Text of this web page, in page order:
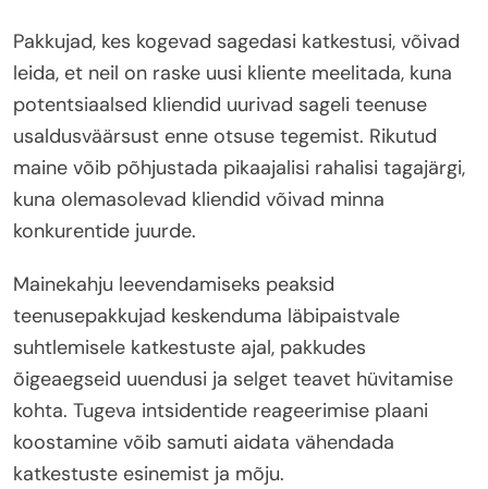
Pakkujad, kes kogevad sagedasi katkestusi, võivad
leida, et neil on raske uusi kliente meelitada, kuna
potentsiaalsed kliendid uurivad sageli teenuse
usaldusväärsust enne otsuse tegemist. Rikutud
maine võib põhjustada pikaajalisi rahalisi tagajärgi,
kuna olemasolevad kliendid võivad minna
konkurentide juurde.
Mainekahju leevendamiseks peaksid
teenusepakkujad keskenduma läbipaistvale
suhtlemisele katkestuste ajal, pakkudes
õigeaegseid uuendusi ja selget teavet hüvitamise
kohta. Tugeva intsidentide reageerimise plaani
koostamine võib samuti aidata vähendada
katkestuste esinemist ja mõju.